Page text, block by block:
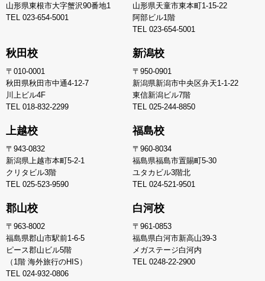
山形県東根市大字蟹沢90番地1
TEL 023-654-5001
山形県天童市東本町1-15-22
阿部ビル1階
TEL 023-654-5001
秋田校
〒010-0001
秋田県秋田市中通4-12-7
川上ビル4F
TEL 018-832-2299
新潟校
〒950-0901
新潟県新潟市中央区弁天1-1-22
東信新潟ビル7階
TEL 025-244-8850
上越校
〒943-0832
新潟県上越市本町5-2-1
クリタビル3階
TEL 025-523-9590
福島校
〒960-8034
福島県福島市置賜町5-30
ユタカビル3階北
TEL 024-521-9501
郡山校
〒963-8002
福島県郡山市駅前1-6-5
ピース郡山ビル5階
（1階 海外旅行のHIS）
TEL 024-932-0806
白河校
〒961-0853
福島県白河市新高山39-3
メガステージ白河内
TEL 0248-22-2900